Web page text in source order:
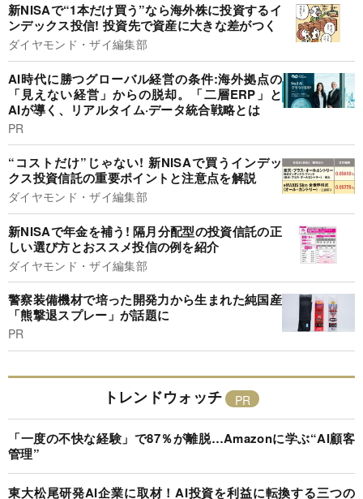
新NISAで“1本だけ買う”なら海外株に投資するイ
ンデックス投信! 投資先で資産に大きな差がつく
ダイヤモンド・ザイ編集部
AI時代に勝つグローバル経営の条件:海外拠点の
「見えない経営」からの脱却。「二層ERP」と
AIが導く、リアルタイム·データ統合戦略とは
PR
“コストだけ”じゃない! 新NISAで買うインデッ
クス投資信託の重要ポイントと注意点を解説
ダイヤモンド・ザイ編集部
新NISAで年金を補う! 隔月分配型の投資信託の正
しい選び方とおススメ投信の例を紹介
ダイヤモンド・ザイ編集部
警察装備機材で培った開発力から生まれた純国産
「熊撃退スプレー」が話題に
PR
トレンドウォッチ
「一度の不快な経験」で87％が離脱…Amazonに学ぶ“AI顧客
管理”
東大松尾研発AI企業に取材！AI投資を利益に転換する三つの